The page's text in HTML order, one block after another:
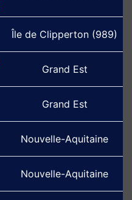
Île de Clipperton (989)
Grand Est
Grand Est
Nouvelle-Aquitaine
Nouvelle-Aquitaine